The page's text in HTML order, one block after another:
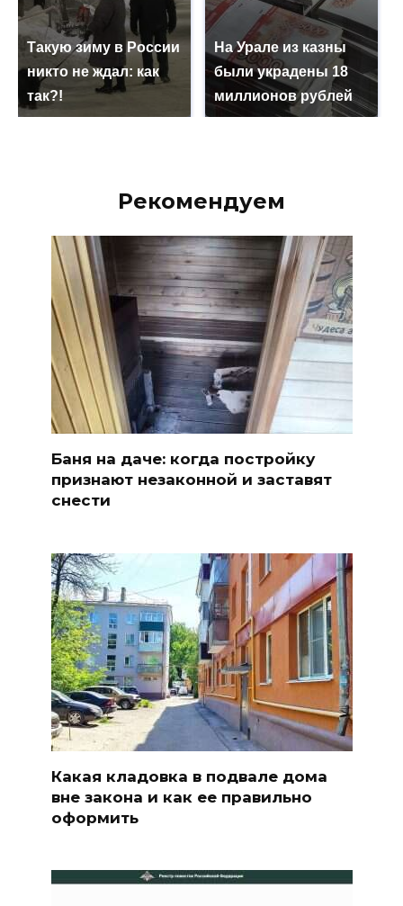
Такую зиму в России
никто не ждал: как
так?!
На Урале из казны
были украдены 18
миллионов рублей
Рекомендуем
Баня на даче: когда постройку
признают незаконной и заставят
снести
Какая кладовка в подвале дома
вне закона и как ее правильно
оформить